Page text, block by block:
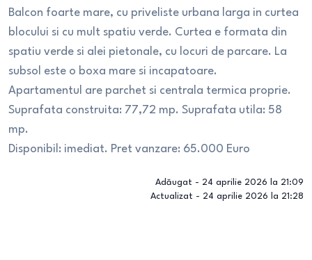
Balcon foarte mare, cu priveliste urbana larga in curtea
blocului si cu mult spatiu verde. Curtea e formata din
spatiu verde si alei pietonale, cu locuri de parcare. La
subsol este o boxa mare si incapatoare.
Apartamentul are parchet si centrala termica proprie.
Suprafata construita: 77,72 mp. Suprafata utila: 58
mp.
Disponibil: imediat. Pret vanzare: 65.000 Euro
Adăugat - 24 aprilie 2026 la 21:09
Actualizat - 24 aprilie 2026 la 21:28